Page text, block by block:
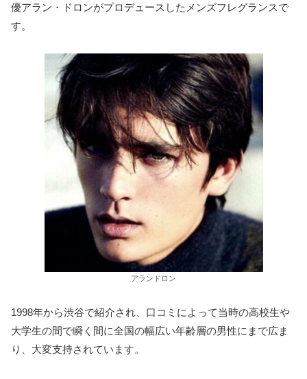
優アラン・ドロンがプロデュースしたメンズフレグランスで
す。
アランドロン
1998年から渋谷で紹介され、口コミによって当時の高校生や
大学生の間で瞬く間に全国の幅広い年齢層の男性にまで広ま
り、大変支持されています。